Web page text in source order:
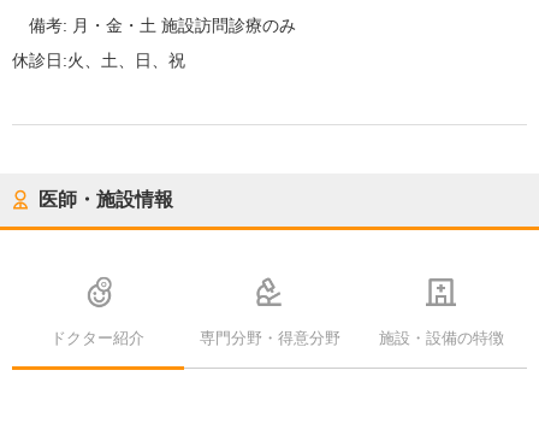
備考: 月・金・土 施設訪問診療のみ
休診日:火、土、日、祝
医師・施設情報
ドクター紹介 専門分野・得意分野 施設・設備の特徴